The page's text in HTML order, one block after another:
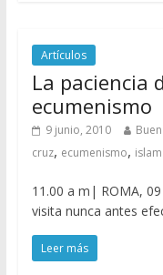
Artículos
La paciencia
ecumenismo
9 junio, 2010
cruz, ecumenismo, islam
11.00 a m| ROMA,
visita nunca antes
Leer más